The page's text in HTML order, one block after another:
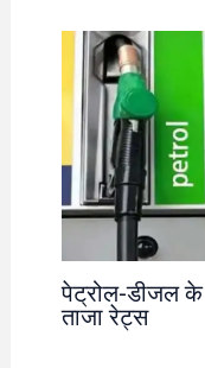
पेट्रोल-डीजल
ताजा रेट्स